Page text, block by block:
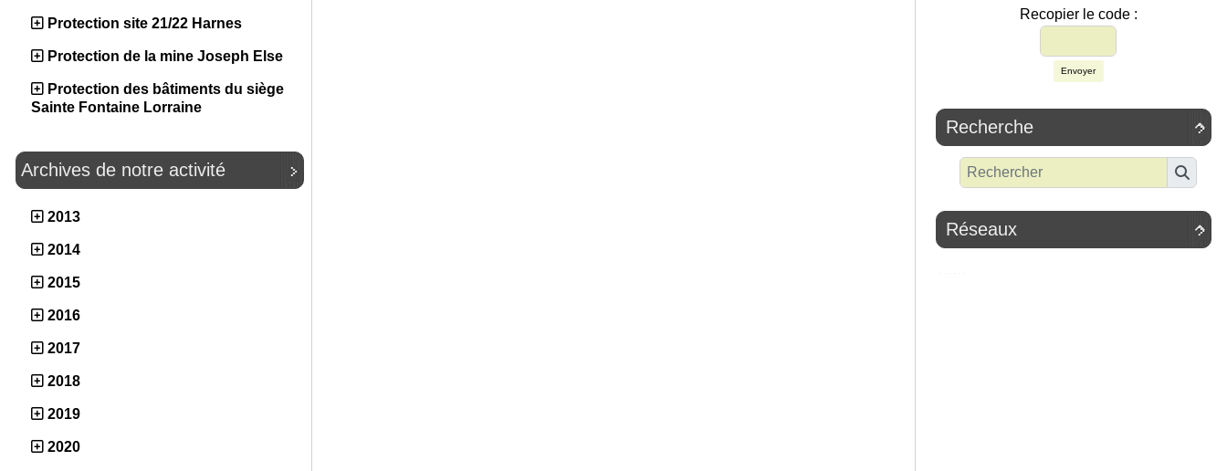
Protection site 21/22 Harnes
Protection de la mine Joseph Else
Protection des bâtiments du siège
Sainte Fontaine Lorraine
Archives de notre activité
2013
2014
2015
2016
2017
2018
2019
2020
Recopier le code :
Envoyer

Recherche

Réseaux